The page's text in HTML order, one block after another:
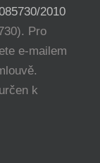
2010
Pro
e-mailem
k